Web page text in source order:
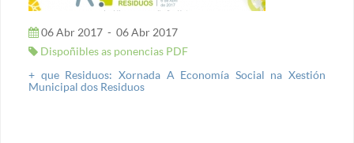
06 Abr 2017 - 06 Abr 2017
Dispoñibles as ponencias PDF
+ que Residuos: Xornada A Economía Social na Xestión
Municipal dos Residuos